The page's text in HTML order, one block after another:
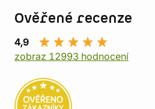
Ověřené recenze
4,9
zobraz 12993 hodnocení